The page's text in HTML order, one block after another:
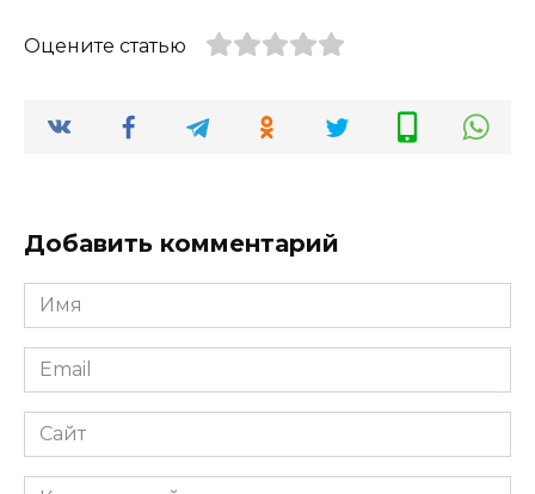
Оцените статью
Добавить комментарий
Имя
*
Email
*
Сайт
Комментарий